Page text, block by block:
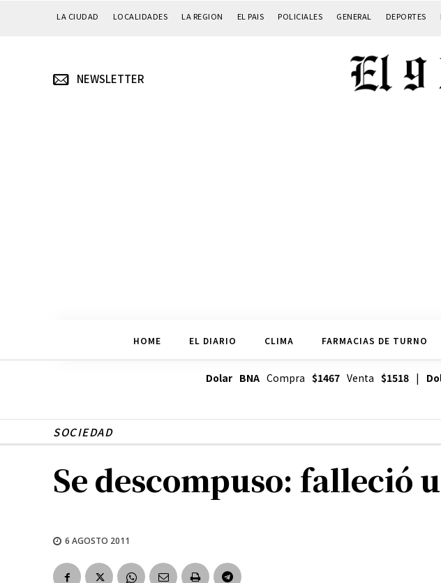
LA CIUDAD LOCALIDADES LA REGION EL PAIS POLICIALES GENERAL DEPORTES
NEWSLETTER
HOME EL DIARIO CLIMA FARMACIAS DE TURNO
Dolar BNACompra $1467Venta $1518|
SOCIEDAD
Se descompuso: falleció
6 AGOSTO 2011